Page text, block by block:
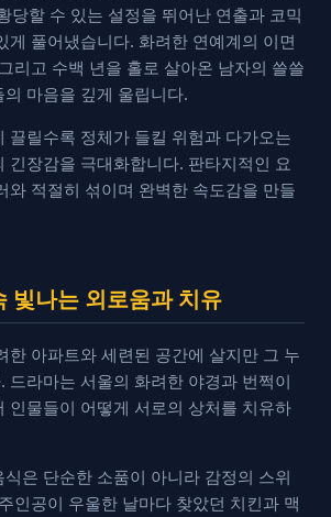
당할 수 있는 설정을 뛰어난 연출과 코믹
게 풀어냈습니다. 화려한 연예계의 이면
리고 수백 년을 홀로 살아온 남자의 쓸쓸
마음을 깊게 울립니다.
끌릴수록 정체가 들킬 위험과 다가오는
긴장감을 극대화합니다. 판타지적인 요
와 적절히 섞이며 완벽한 속도감을 만들
빛나는 외로움과 치유
한 아파트와 세련된 공간에 살지만 그 누
드라마는 서울의 화려한 야경과 번쩍이
인물들이 어떻게 서로의 상처를 치유하
은 단순한 소품이 아니라 감정의 스위
인공이 우울한 날마다 찾았던 치킨과 맥